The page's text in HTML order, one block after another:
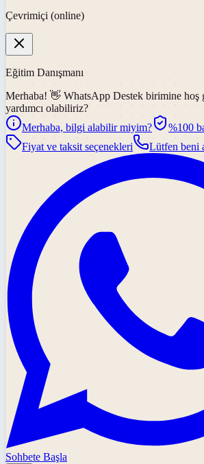
Çevrimiçi (online)
Eğitim Danışmanı
Merhaba! 👋 WhatsApp Destek birimine hoş
yardımcı olabiliriz?
Merhaba, bilgi alabilir miyim?
%100
Fiyat ve taksit seçenekleri
Lütfen beni
Sohbete Başla